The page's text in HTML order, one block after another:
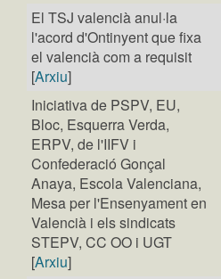
El TSJ valencià anul·la
l'acord d'Ontinyent que fixa
el valencià com a requisit
[Arxiu]
Iniciativa de PSPV, EU,
Bloc, Esquerra Verda,
ERPV, de l'IIFV i
Confederació Gonçal
Anaya, Escola Valenciana,
Mesa per l'Ensenyament en
Valencià i els sindicats
STEPV, CC OO i UGT
[Arxiu]